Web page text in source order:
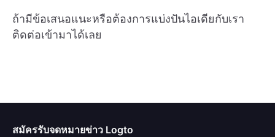
ถ้ามีข้อเสนอแนะหรือต้องการแบ่งปันไอเดียกับเรา
ติดต่อเข้ามาได้เลย
สมัครรับจดหมายข่าว Logto